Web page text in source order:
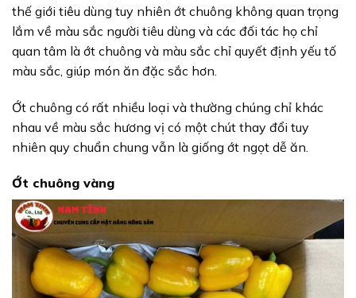
thế giới tiêu dùng tuy nhiên ớt chuông không quan trọng
lắm về màu sắc người tiêu dùng và các đối tác họ chỉ
quan tâm là ớt chuông và màu sắc chỉ quyết định yếu tố
màu sắc, giúp món ăn đặc sắc hơn.
Ớt chuông có rất nhiều loại và thường chúng chỉ khác
nhau về màu sắc hương vị có một chút thay đổi tuy
nhiên quy chuẩn chung vẫn là giống ớt ngọt dễ ăn.
Ớt chuông vàng